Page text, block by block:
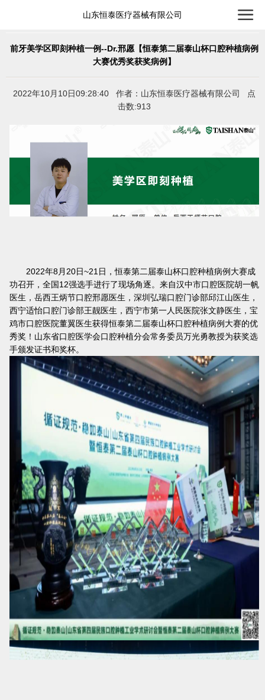
山东恒泰医疗器械有限公司
前牙美学区即刻种植一例--Dr.邢愿【恒泰第二届泰山杯口腔种植病例
大赛优秀奖获奖病例】
2022年10月10日09:28:40 作者：山东恒泰医疗器械有限公司 点
击数:913
2022年8月20日~21日，恒泰第二届泰山杯口腔种植病例大赛成
功召开，全国12强选手进行了现场角逐。来自汉中市口腔医院胡一帆
医生，岳西王炳节口腔邢愿医生，深圳弘瑞口腔门诊部邱江山医生，
西宁适怡口腔门诊部王靓医生，西宁市第一人民医院张文静医生，宝
鸡市口腔医院董翼医生获得恒泰第二届泰山杯口腔种植病例大赛的优
秀奖！山东省口腔医学会口腔种植分会常务委员万光勇教授为获奖选
手颁发证书和奖杯。